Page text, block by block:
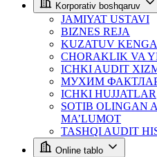
Korporativ boshqaruv
JAMIYAT USTAVI
BIZNES REJA
KUZATUV
CHORAKLIK VA
ICHKI AUDIT
МУХИМ
ICHKI HUJJATLAR
SOTIB OLINGAN
MA’LUMOT
TASHQI AUDIT
Online tablo